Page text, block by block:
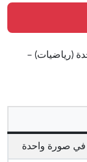
(رياضيات) –
صورة واحدة